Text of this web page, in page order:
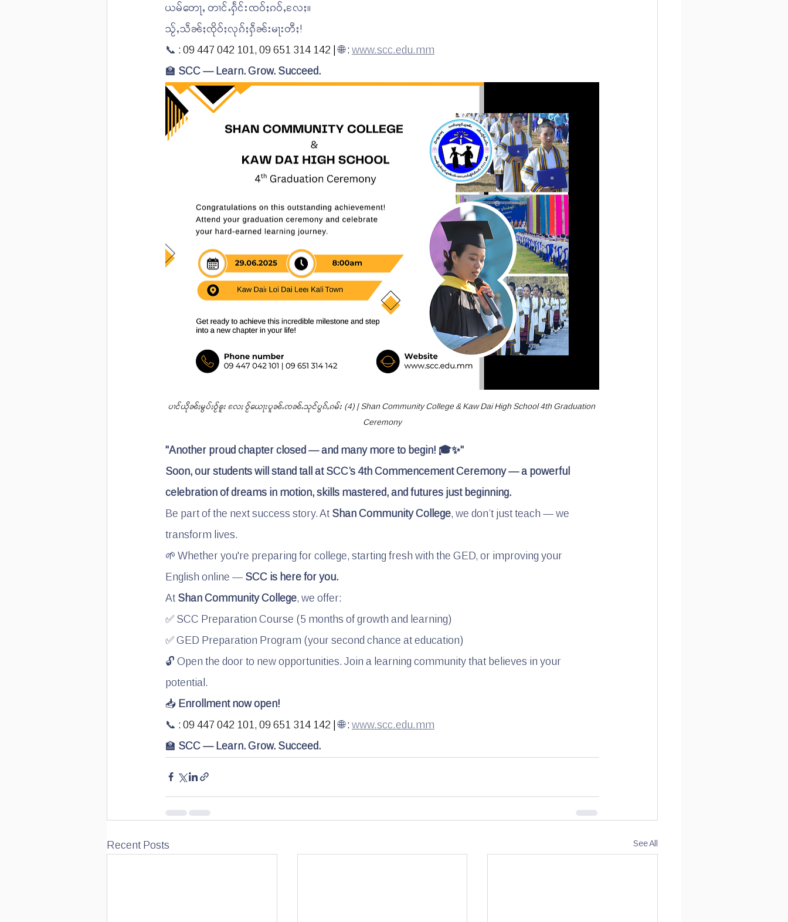
ယမ်တေႃႇ တၢင်ႉႁႅင်းၸဝ်ႈၵဝ်ႇလႄႈ။
သႂ်ႇသဵၼ်ႈၸိုဝ်ႈလုၵ်ႈႁဵၼ်းမႃးတီႈ!
📞 : 09 447 042 101, 09 651 314 142 | 🌐 : www.scc.edu.mm
🏫 SCC — Learn. Grow. Succeed.
ပၢင်ယိုၼ်ႈမွပ်ႈဝႂ်ၶူး လႄႈ ဝႂ်ယေႃးပူၼ်ႉၸၼ်ႉသုင်ပွၵ်ႇၵမ်း (4) | Shan Community College & Kaw Dai High School 4th Graduation
Ceremony
"Another proud chapter closed — and many more to begin! 🎓✨"
Soon, our students will stand tall at SCC’s 4th Commencement Ceremony — a powerful
celebration of dreams in motion, skills mastered, and futures just beginning.
Be part of the next success story. At Shan Community College, we don’t just teach — we
transform lives.
🌱 Whether you're preparing for college, starting fresh with the GED, or improving your
English online — SCC is here for you.
At Shan Community College, we offer:
✅ SCC Preparation Course (5 months of growth and learning)
✅ GED Preparation Program (your second chance at education)
🔓 Open the door to new opportunities. Join a learning community that believes in your
potential.
📥 Enrollment now open!
📞 : 09 447 042 101, 09 651 314 142 | 🌐 : www.scc.edu.mm
🏫 SCC — Learn. Grow. Succeed.
Recent Posts See All